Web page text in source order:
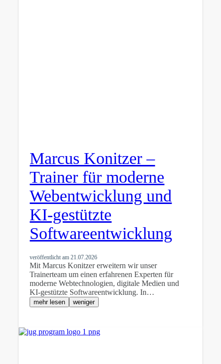
Marcus Konitzer –
Trainer für moderne
Webentwicklung und
KI-gestützte
Softwareentwicklung
veröffentlicht am21.07.2026
Mit Marcus Konitzer erweitern wir unser
Trainerteam um einen erfahrenen Experten für
moderne Webtechnologien, digitale Medien und
KI-gestützte Softwareentwicklung. In…
mehr lesen weniger